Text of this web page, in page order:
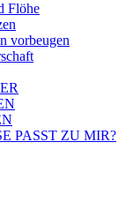
Flöhe
vorbeugen
PASST ZU MIR?